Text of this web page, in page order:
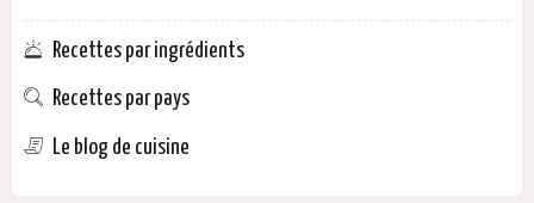
Recettes par ingrédients
Recettes par pays
Le blog de cuisine